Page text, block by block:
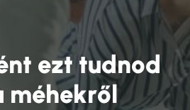
ezt tudnod
méhekről